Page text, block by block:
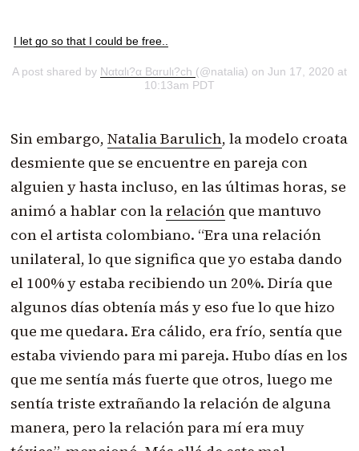
I let go so that I could be free..
A post shared by Ναtαlι?α Bαrulι?ch (@natalia) on Jun 17, 2020 at
10:13am PDT
Sin embargo, Natalia Barulich, la modelo croata
desmiente que se encuentre en pareja con
alguien y hasta incluso, en las últimas horas, se
animó a hablar con la relaciónque mantuvo
con el artista colombiano. “Era una relación
unilateral, lo que significa que yo estaba dando
el 100% y estaba recibiendo un 20%. Diría que
algunos días obtenía más y eso fue lo que hizo
que me quedara. Era cálido, era frío, sentía que
estaba viviendo para mi pareja. Hubo días en los
que me sentía más fuerte que otros, luego me
sentía triste extrañando la relación de alguna
manera, pero la relación para mí era muy